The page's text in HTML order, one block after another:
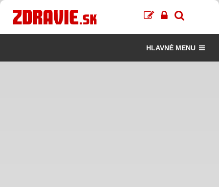
HLAVNÉ MENU